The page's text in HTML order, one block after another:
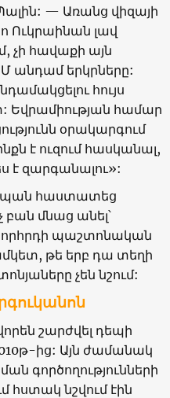
— Առանց վիզայի
Ուկրաինան լավ
չի հավաքի այն
անդամ երկրները:
հույս
Եվրամիության համար
օրակարգում
է ուզում հասկանալ,
է զարգանալու»:
հաստատեց
բան մնաց անել՝
պաշտոնական
թե երբ դա տեղի
չեն նշում:
շարժվել դեպի
ից: Այն ժամանակ
գործողությունների
հստակ նշվում էին